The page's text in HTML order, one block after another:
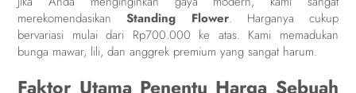
merekomendasikanStanding Flower. Harganya cukup
bervariasi mulai dari Rp700.000 ke atas. Kami memadukan
bunga mawar, lili, dan anggrek premium yang sangat harum.
Faktor Utama Penentu Harga Sebuah